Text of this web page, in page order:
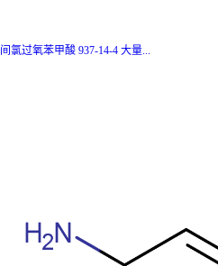
间氯过氧苯甲酸 937-14-4 大量...